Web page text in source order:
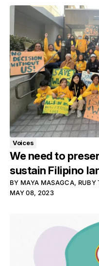
Voices
We need to
sustain Filipino
BY MAYA MASAGCA, RUBY
MAY 08, 2023